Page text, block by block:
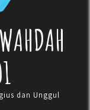
dan Unggul